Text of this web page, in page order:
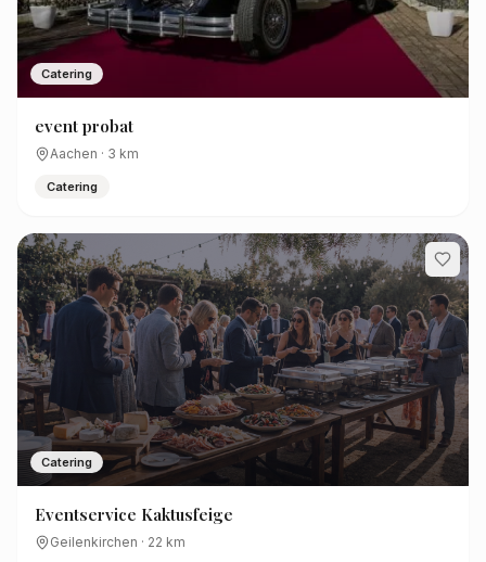
Catering
event probat
Aachen · 3 km
Catering
Catering
Eventservice Kaktusfeige
Geilenkirchen · 22 km